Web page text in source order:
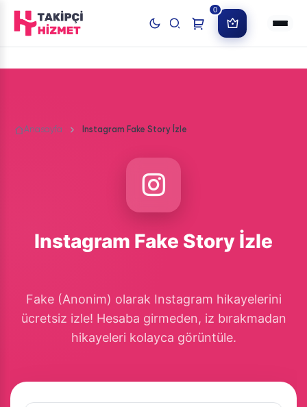
0
Anasayfa Instagram Fake Story İzle
Instagram Fake Story İzle
Fake (Anonim) olarak Instagram hikayelerini
ücretsiz izle! Hesaba girmeden, iz bırakmadan
hikayeleri kolayca görüntüle.